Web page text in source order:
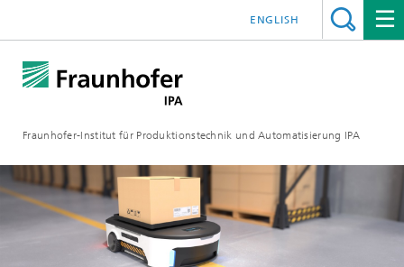
Fraunhofer-Institut für Produktionstechnik und Automatisierung IPA
ENGLISH